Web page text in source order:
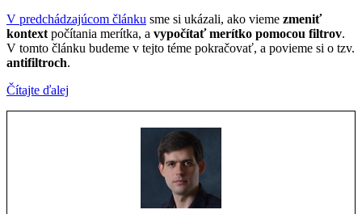
V predchádzajúcom článku sme si ukázali, ako vieme zmeniť
kontext počítania merítka, a vypočítať merítko pomocou filtrov.
V tomto článku budeme v tejto téme pokračovať, a povieme si o tzv.
antifiltroch.
Čítajte ďalej